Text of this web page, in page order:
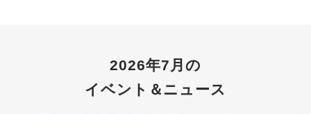
2026年7月の
イベント＆ニュース